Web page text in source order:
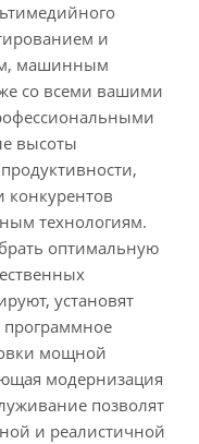
и
машинным
со всеми вашими
высоты
конкурентов
технологиям.
оптимальную
установят
программное
мощной
модернизация
позволят
и реалистичной